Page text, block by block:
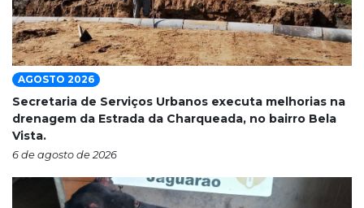
AGOSTO 2026
Secretaria de Serviços Urbanos executa melhorias na
drenagem da Estrada da Charqueada, no bairro Bela
Vista.
6 de agosto de 2026